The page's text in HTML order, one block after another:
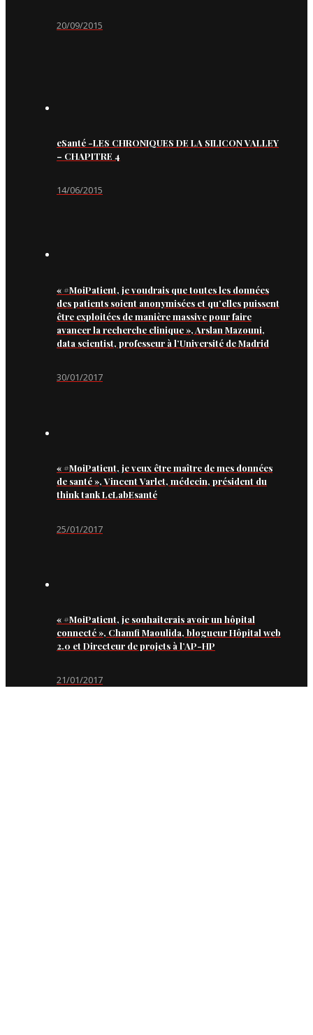
20/09/2015
eSanté -LES CHRONIQUES DE LA SILICON VALLEY
– CHAPITRE 4
14/06/2015
« #MoiPatient, je voudrais que toutes les données
des patients soient anonymisées et qu’elles puissent
être exploitées de manière massive pour faire
avancer la recherche clinique », Arslan Mazouni,
data scientist, professeur à l’Université de Madrid
30/01/2017
« #MoiPatient, je veux être maître de mes données
de santé », Vincent Varlet, médecin, président du
think tank LeLabEsanté
25/01/2017
« #MoiPatient, je souhaiterais avoir un hôpital
connecté », Chamfi Maoulida, blogueur Hôpital web
2.0 et Directeur de projets à l’AP-HP
21/01/2017